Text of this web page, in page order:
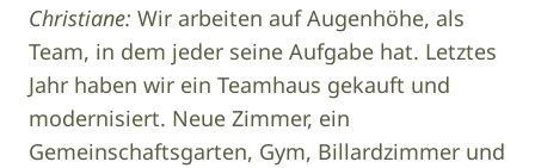
Christiane: Wir arbeiten auf Augenhöhe, als
Team, in dem jeder seine Aufgabe hat. Letztes
Jahr haben wir ein Teamhaus gekauft und
modernisiert. Neue Zimmer, ein
Gemeinschaftsgarten, Gym, Billardzimmer und